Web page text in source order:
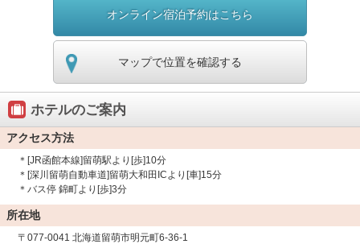
オンライン宿泊予約はこちら
マップで位置を確認する
ホテルのご案内
アクセス方法
＊[JR函館本線]留萌駅より[歩]10分
＊[深川留萌自動車道]留萌大和田ICより[車]15分
＊バス停 錦町より[歩]3分
所在地
〒077-0041 北海道留萌市明元町6-36-1